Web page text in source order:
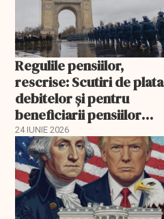
Regulile pensiilor,
rescrise: Scutiri de plata
debitelor și pentru
beneficiarii pensiilor
militare
24 IUNIE 2026